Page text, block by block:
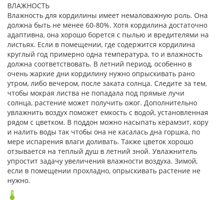
ВЛАЖНОСТЬ
Влажность для кордилины имеет немаловажную роль. Она
должна быть не менее 60-80%. Хотя кордилина достаточно
адаптивна, она хорошо борется с пылью и вредителями на
листьях. Если в помещении, где содержится кордилина
круглый год примерно одна температура, то и влажность
должна соответствовать. В летний период, особенно в
очень жаркие дни кордилину нужно опрыскивать рано
утром, либо вечером, после заката солнца. Следите за тем,
чтобы мокрая листва не попадала под прямые лучи
солнца, растение может получить ожог. Дополнительно
увлажнить воздух поможет емкость с водой, установленная
рядом с цветком. В поддон можно насыпать керамзит, кору
и налить воды так чтобы она не касалась дна горшка, по
мере испарения влаги доливать. Также цветок хорошо
отзывается на теплый душ в летний зной. Увлажнитель
упростит задачу увеличения влажности воздуха. Зимой,
если в помещении прохладно, опрыскивать растение не
нужно.